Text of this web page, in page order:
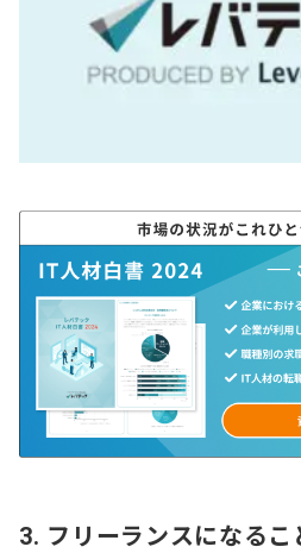
3. フリーランスになる